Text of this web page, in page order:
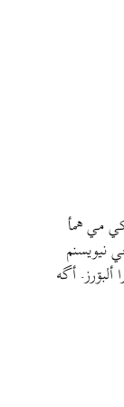
مي همأ
نيويسنم
أگه